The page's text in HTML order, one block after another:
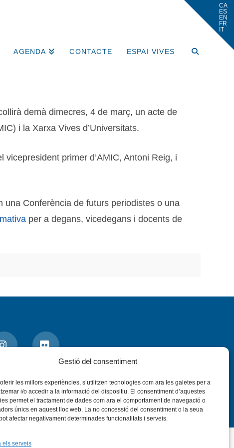
Gestió del consentiment
les millors experiències, s’utilitzen tecnologies com ara les galetes per a
i/o accedir a la informació del dispositiu. El consentiment d’aquestes
permet el tractament de dades com ara el comportament de navegació o
únics en aquest lloc web. La no concessió del consentiment o la seua
afectar negativament determinades funcionalitats i serveis.
els serveis
AGENDA CONTACTE ESPAI VIVES
demà dimecres, 4 de març, un acte de
i la Xarxa Vives d’Universitats.
primer d’AMIC, Antoni Reig, i
una Conferència de futurs periodistes o una
per a degans, vicedegans i docents de